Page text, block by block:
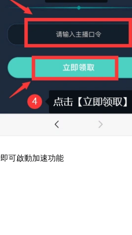
可啟動加速功能